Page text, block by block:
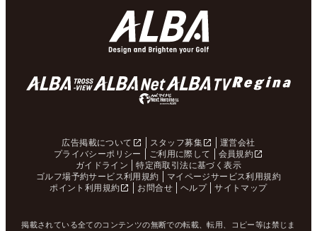
広告掲載について スタッフ募集
運営会社
プライバシーポリシー
ご利用に際して
会員規約
ガイドライン
特定商取引法に基づく表示
ゴルフ場予約サービス利用規約
マイページサービス利用規約
ポイント利用規約
お問合せ ヘルプ サイトマップ
掲載されている全てのコンテンツの無断での転載、転用、コピー等は禁じま